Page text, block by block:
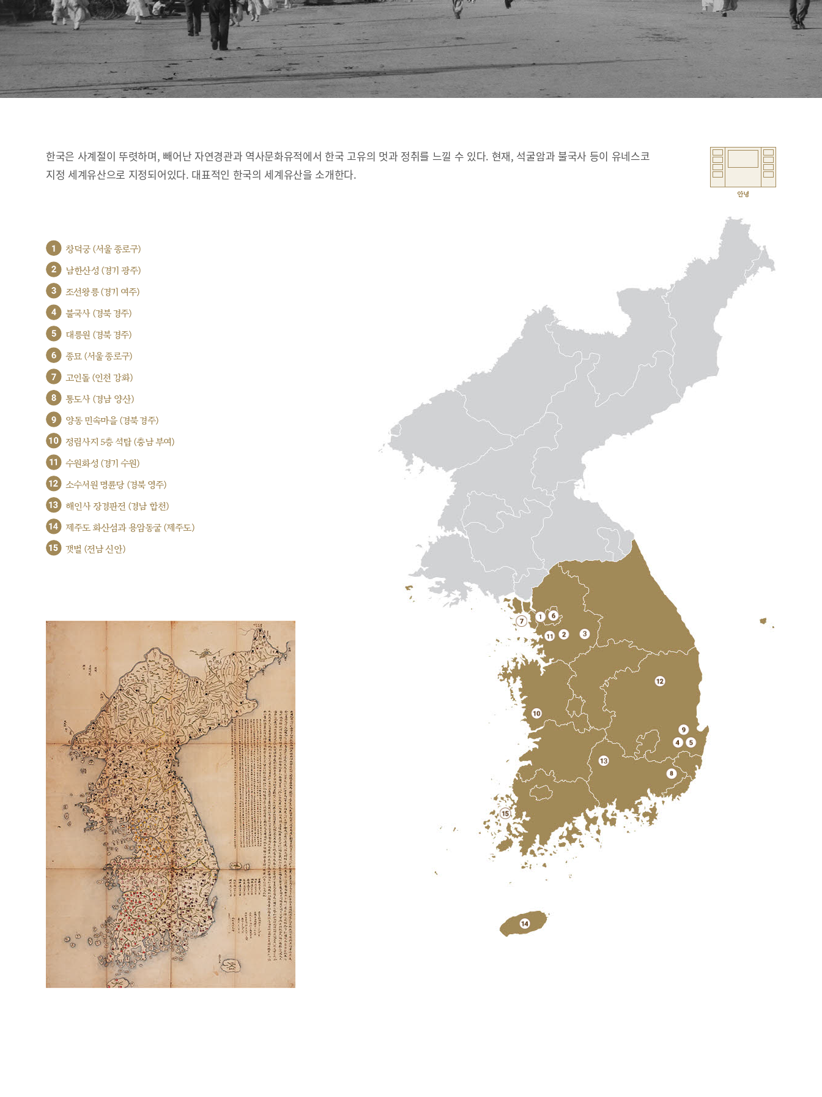
한국은 사계절이 뚜렷하며, 빼어난 자연경관과 역사문화유적에서 한국 고유의 멋과 정취를 느낄 수 있다. 현재, 석굴암과 불국사 등이 유네스코
지정 세계유산으로 지정되어있다. 대표적인 한국의 세계유산을 소개한다.
안녕
1 창덕궁 (서울 종로구)
2 남한산성 (경기 광주)
3 조선왕릉 (경기 여주)
4 불국사 (경북 경주)
5 대릉원 (경북 경주)
6 종묘 (서울 종로구)
7 고인돌 (인천 강화)
8 통도사 (경남 양산)
9 양동 민속마을 (경북 경주)
10 정림사지 5층 석탑 (충남 부여)
11 수원화성 (경기 수원)
12 소수서원 명륜당 (경북 영주)
13 해인사 장경판전 (경남 합천)
14 제주도 화산섬과 용암동굴 (제주도)
15 갯벌 (전남 신안)